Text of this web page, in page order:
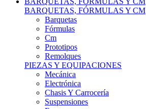
Barquetas
Fórmulas
Cm
Prototipos
Remolques
PIEZAS Y EQUIPACIONES
Mecánica
Electrónica
Chasis Y Carrocería
Suspensiones
Frenos
Llantas